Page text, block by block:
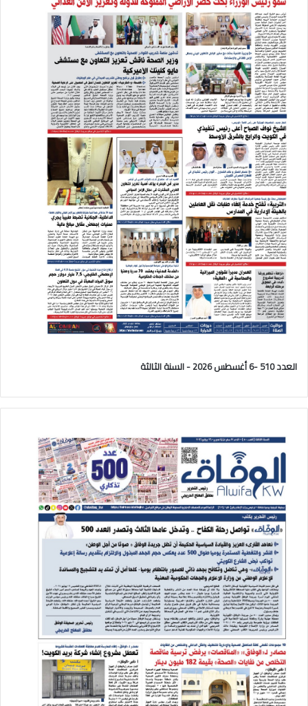
العدد 510 -6 أغسطس 2026 - السنة الثالثة